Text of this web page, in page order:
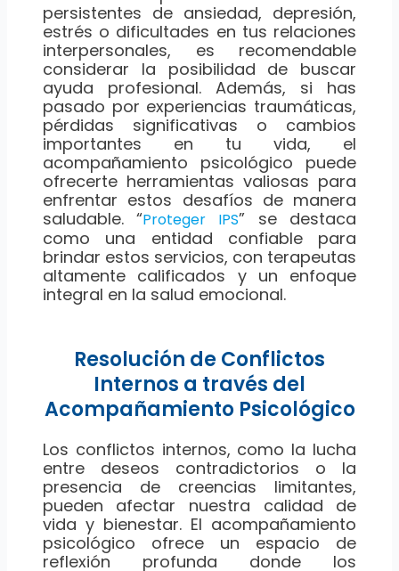
persistentes de ansiedad, depresión,
estrés o dificultades en tus relaciones
interpersonales, es recomendable
considerar la posibilidad de buscar
ayuda profesional. Además, si has
pasado por experiencias traumáticas,
pérdidas significativas o cambios
importantes en tu vida, el
acompañamiento psicológico puede
ofrecerte herramientas valiosas para
enfrentar estos desafíos de manera
saludable. “Proteger IPS” se destaca
como una entidad confiable para
brindar estos servicios, con terapeutas
altamente calificados y un enfoque
integral en la salud emocional.
Resolución de Conflictos
Internos a través del
Acompañamiento Psicológico
Los conflictos internos, como la lucha
entre deseos contradictorios o la
presencia de creencias limitantes,
pueden afectar nuestra calidad de
vida y bienestar. El acompañamiento
psicológico ofrece un espacio de
reflexión profunda donde los